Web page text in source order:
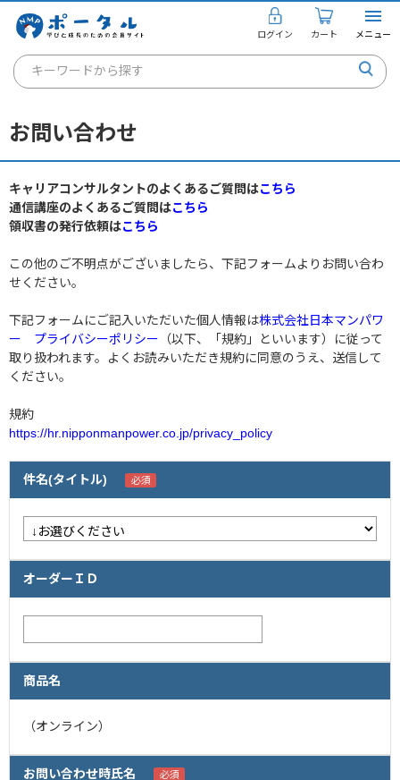
ログイン カート メニュー
キーワードから探す
通信講座
キャリアコンサルタント
講座を探す
ご利用ガイド
個人のお客様
企業情報
採用情報
閉じる
お問い合わせ
キャリアコンサルタントのよくあるご質問はこちら
通信講座のよくあるご質問はこちら
領収書の発行依頼はこちら
この他のご不明点がございましたら、下記フォームよりお問い合わ
せください。
下記フォームにご記入いただいた個人情報は株式会社日本マンパワ
ー プライバシーポリシー （以下、「規約」といいます）に従って
取り扱われます。よくお読みいただき規約に同意のうえ、送信して
ください。
規約
https://hr.nipponmanpower.co.jp/privacy_policy
件名(タイトル)
オーダーＩＤ
商品名
（オンライン）
お問い合わせ時氏名